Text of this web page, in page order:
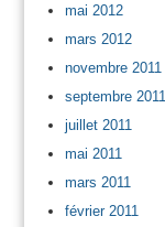
mai 2012
mars 2012
novembre 2011
septembre 2011
juillet 2011
mai 2011
mars 2011
février 2011